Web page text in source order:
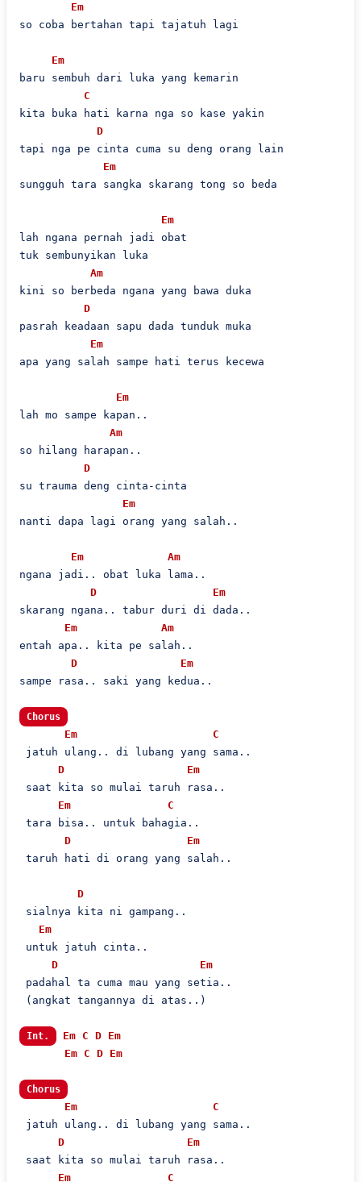
Em
so coba bertahan tapi tajatuh lagi
Em
baru sembuh dari luka yang kemarin
C
kita buka hati karna nga so kase yakin
D
tapi nga pe cinta cuma su deng orang lain
Em
sungguh tara sangka skarang tong so beda
Em
lah ngana pernah jadi obat
tuk sembunyikan luka
Am
kini so berbeda ngana yang bawa duka
D
pasrah keadaan sapu dada tunduk muka
Em
apa yang salah sampe hati terus kecewa
Em
lah mo sampe kapan..
Am
so hilang harapan..
D
su trauma deng cinta-cinta
Em
nanti dapa lagi orang yang salah..
Em
Am
ngana jadi.. obat luka lama..
D
Em
skarang ngana.. tabur duri di dada..
Em
Am
entah apa.. kita pe salah..
D
Em
sampe rasa.. saki yang kedua..
Chorus
Em
C
jatuh ulang.. di lubang yang sama..
D
Em
saat kita so mulai taruh rasa..
Em
C
tara bisa.. untuk bahagia..
D
Em
taruh hati di orang yang salah..
D
sialnya kita ni gampang..
Em
untuk jatuh cinta..
D
Em
padahal ta cuma mau yang setia..
(angkat tangannya di atas..)
Int. Em C D
Em
Em
C D Em
Chorus
Em
C
jatuh ulang.. di lubang yang sama..
D
Em
saat kita so mulai taruh rasa..
Em
C